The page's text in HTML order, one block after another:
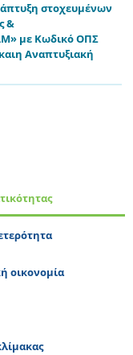
στοχευμένων
&
με Κωδικό ΟΠΣ
Αναπτυξιακή
οικονομία